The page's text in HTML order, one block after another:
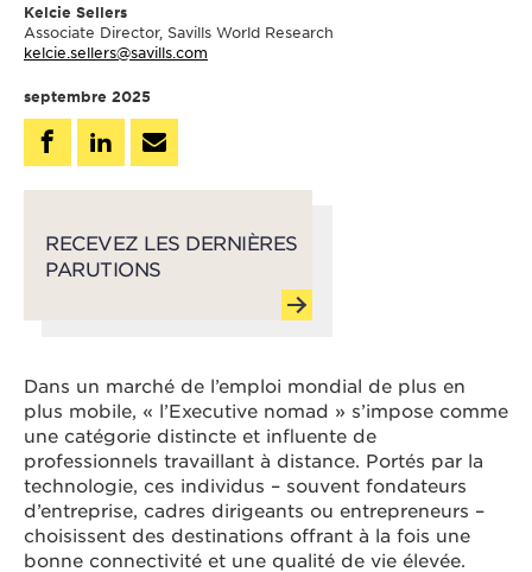
Kelcie Sellers
Associate Director, Savills World Research
kelcie.sellers@savills.com
septembre 2025
RECEVEZ LES DERNIÈRES
PARUTIONS
Dans un marché de l’emploi mondial de plus en
plus mobile, « l’Executive nomad » s’impose comme
une catégorie distincte et influente de
professionnels travaillant à distance. Portés par la
technologie, ces individus – souvent fondateurs
d’entreprise, cadres dirigeants ou entrepreneurs –
choisissent des destinations offrant à la fois une
bonne connectivité et une qualité de vie élevée.